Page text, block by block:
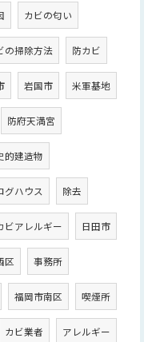
カビの匂い
の掃除方法 防カビ
岩国市 米軍基地
防府天満宮
的建造物
グハウス 除去
ビアレルギー 日田市
区 事務所
福岡市南区 喫煙所
カビ業者 アレルギー